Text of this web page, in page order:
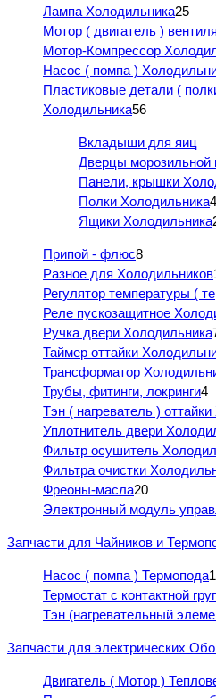
Лампа Холодильника25
Мотор ( двигатель )
Мотор-Компрессор
Насос ( помпа )
Пластиковые детали (
Холодильника56
Вкладыши для яиц
Дверцы морозильной
Панели, крышки
Полки Холодильника
Ящики Холодильника
Припой - флюс8
Разное для Холодильников
Регулятор температуры (
Реле пускозащитное
Ручка двери Холодильника
Таймер оттайки
Трансформатор
Трубы, фитинги, локринги4
Тэн ( нагреватель )
Уплотнитель двери
Фильтр осушитель
Фильтра очистки
Фреоны-масла20
Электронный модуль
Запчасти для Чайников и
Насос ( помпа ) Термопода1
Термостат с контактной
Тэн (нагревательный
Запчасти для электрических
Двигатель ( Мотор )